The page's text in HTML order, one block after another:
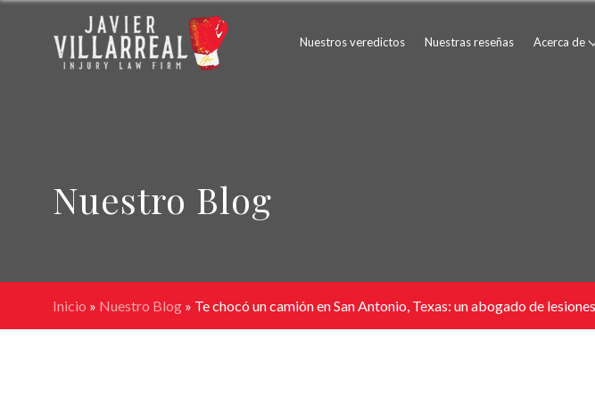
Nuestros veredictos Nuestras reseñas Acerca de
Nuestro Blog
Inicio » Nuestro Blog » Te chocó un camión en San Antonio, Texas: un abogado de